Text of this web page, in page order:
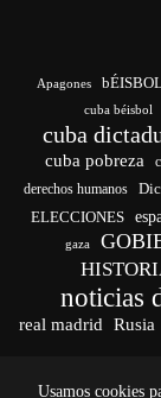
Usamos cookies
Apagones
cuba béisbol
cuba
cuba pobreza
derechos humanos
ELECCIONES
gaza
noticias
real madrid
Rusia